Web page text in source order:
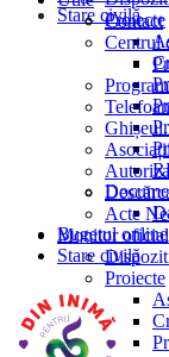
Stare civilă
Proiecte
Bugetul online
Stare civilă
Contact
Centrul
Acte
Monitor
Proiecte